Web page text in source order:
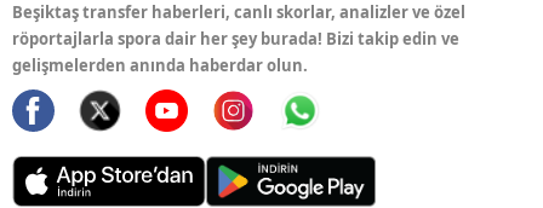
Beşiktaş transfer haberleri, canlı skorlar, analizler ve özel
röportajlarla spora dair her şey burada! Bizi takip edin ve
gelişmelerden anında haberdar olun.